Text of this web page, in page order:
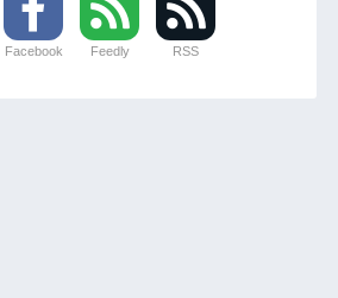
Facebook Feedly RSS